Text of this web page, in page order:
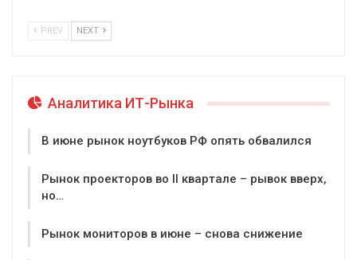
PREV NEXT
Аналитика ИТ-Рынка
В июне рынок ноутбуков РФ опять обвалился
Рынок проекторов во II квартале – рывок вверх,
но…
Рынок мониторов в июне – снова снижение